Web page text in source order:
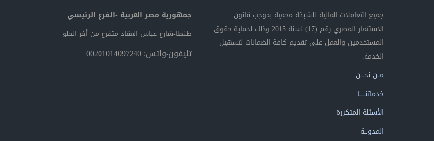
جميع التعاملات المالية للشبكة محمية بموجب قانون
الاستثمار المصري رقم (17) لسنة 2015 وذلك لحماية حقوق
المستخدمين والعمل على تقديم كافة الضمانات لتسهيل
الخدمة.
مــن نحــــن
خدماتنــــــا
الأسئلة المتكررة
المدونــة
جمهورية مصر العربية -الفرع الرئيسي
طنطا-شارع عباس العقاد متفرع من أخر الحلو
تليفون-واتس: 00201014097240